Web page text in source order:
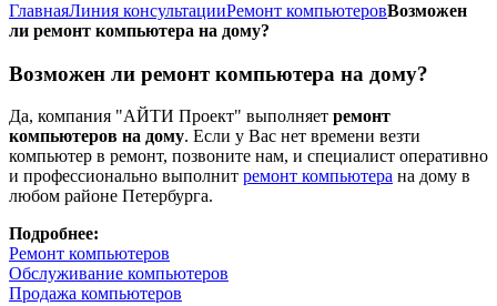
ГлавнаяЛиния консультацииРемонт компьютеровВозможен
ли ремонт компьютера на дому?
Возможен ли ремонт компьютера на дому?
Да, компания "АЙТИ Проект" выполняет ремонт
компьютеров на дому. Если у Вас нет времени везти
компьютер в ремонт, позвоните нам, и специалист оперативно
и профессионально выполнит ремонт компьютера на дому в
любом районе Петербурга.
Подробнее:
Ремонт компьютеров
Обслуживание компьютеров
Продажа компьютеров